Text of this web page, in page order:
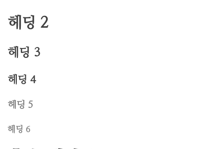
헤딩 2
헤딩 3
헤딩 4
헤딩 5
헤딩 6